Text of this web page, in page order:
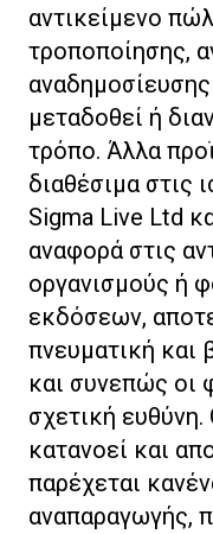
αντικείμενο
τροποποίησης,
μεταδοθεί ή
τρόπο. Άλλα
διαθέσιμα στις
Sigma Live Ltd
αναφορά στις
οργανισμούς ή
εκδόσεων,
πνευματική και
και συνεπώς οι
σχετική
κατανοεί και
παρέχεται
αναπαραγωγής,